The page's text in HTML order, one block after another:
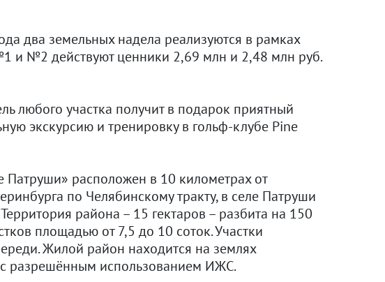
два земельных надела реализуются в рамках
и №2 действуют ценники 2,69 млн и 2,48 млн руб.
любого участка получит в подарок приятный
экскурсию и тренировку в гольф-клубе Pine
расположен в 10 километрах от
по Челябинскому тракту, в селе Патруши
района – 15 гектаров – разбита на 150
площадью от 7,5 до 10 соток. Участки
Жилой район находится на землях
разрешённым использованием ИЖС.